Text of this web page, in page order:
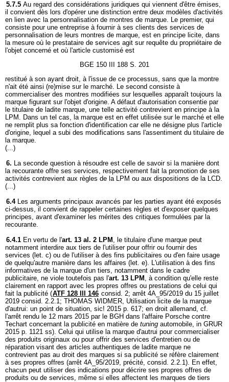
5.7.5 Au regard des considérations juridiques qui viennent d'être émises,
il convient dès lors d'opérer une distinction entre deux modèles d'activités
en lien avec la personnalisation de montres de marque. Le premier, qui
consiste pour une entreprise à fournir à ses clients des services de
personnalisation de leurs montres de marque, est en principe licite, dans
la mesure où le prestataire de services agit sur requête du propriétaire de
l'objet concerné et où l'article customisé est
BGE 150 III 188 S. 201
restitué à son ayant droit, à l'issue de ce processus, sans que la montre
n'ait été ainsi (re)mise sur le marché. Le second consiste à
commercialiser des montres modifiées sur lesquelles apparaît toujours la
marque figurant sur l'objet d'origine. A défaut d'autorisation consentie par
le titulaire de ladite marque, une telle activité contrevient en principe à la
LPM. Dans un tel cas, la marque est en effet utilisée sur le marché et elle
ne remplit plus sa fonction d'identification car elle ne désigne plus l'article
d'origine, lequel a subi des modifications sans l'assentiment du titulaire de
la marque.
(...)
6. La seconde question à résoudre est celle de savoir si la manière dont
la recourante offre ses services, respectivement fait la promotion de ses
activités contrevient aux règles de la LPM ou aux dispositions de la LCD.
(...)
6.4 Les arguments principaux avancés par les parties ayant été exposés
ci-dessus, il convient de rappeler certaines règles et d'exposer quelques
principes, avant d'examiner les mérites des critiques formulées par la
recourante.
6.4.1 En vertu de l'art. 13 al. 2 LPM , le titulaire d'une marque peut
notamment interdire aux tiers de l'utiliser pour offrir ou fournir des
services (let. c) ou de l'utiliser à des fins publicitaires ou d'en faire usage
de quelqu'autre manière dans les affaires (let. e). L'utilisation à des fins
informatives de la marque d'un tiers, notamment dans le cadre
publicitaire, ne viole toutefois pas l'art. 13 LPM , à condition qu'elle reste
clairement en rapport avec les propres offres ou prestations de celui qui
fait la publicité (ATF 128 III 146 consid. 2; arrêt 4A_95/2019 du 15 juillet
2019 consid. 2.2.1; THOMAS WIDMER, Utilisation licite de la marque
d'autrui: un point de situation, sic! 2015 p. 617; en droit allemand, cf.
l'arrêt rendu le 12 mars 2015 par le BGH dans l'affaire Porsche contre
Techart concernant la publicité en matière de tuning automobile, in GRUR
2015 p. 1121 ss). Celui qui utilise la marque d'autrui pour commercialiser
des produits originaux ou pour offrir des services d'entretien ou de
réparation visant des articles authentiques de ladite marque ne
contrevient pas au droit des marques si sa publicité se réfère clairement
à ses propres offres (arrêt 4A_95/2019, précité, consid. 2.2.1). En effet,
chacun peut utiliser des indications pour décrire ses propres offres de
produits ou de services, même si elles affectent les marques de tiers